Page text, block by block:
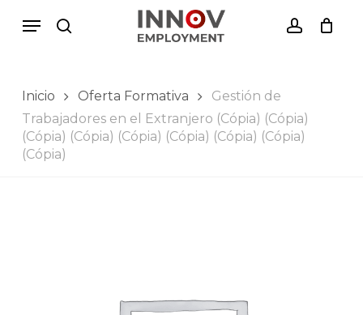
search account
Menu
Cesto de Compras Close
Inicio Oferta Formativa
Gestión de
Trabajadores en el Extranjero (Cópia) (Cópia)
(Cópia) (Cópia) (Cópia) (Cópia) (Cópia) (Cópia)
(Cópia)